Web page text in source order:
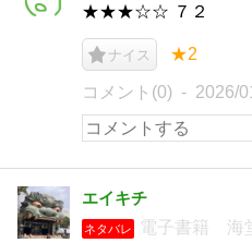
★★★☆☆ ７
ナイス ★2
コメント(0) 2026/
エイキチ
ネタバレ
電子書籍 海